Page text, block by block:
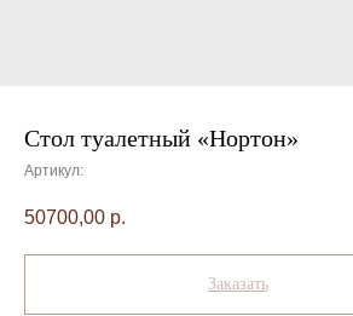
Стол туалетный «Нортон»
Артикул:
50700,00 р.
Заказать